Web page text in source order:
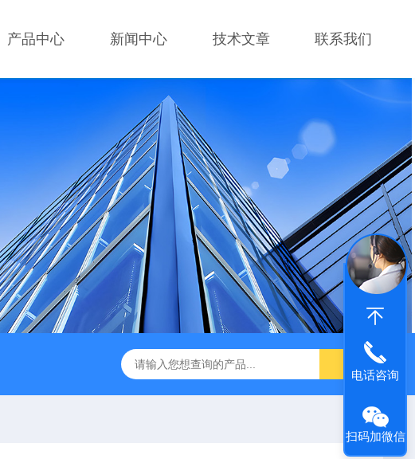
产品中心 新闻中心 技术文章 联系我们
鼠动脉粥样硬化模型 尾静脉注射诱导高血脂症模型 心肌缺血模型
电话咨询
扫码加微信